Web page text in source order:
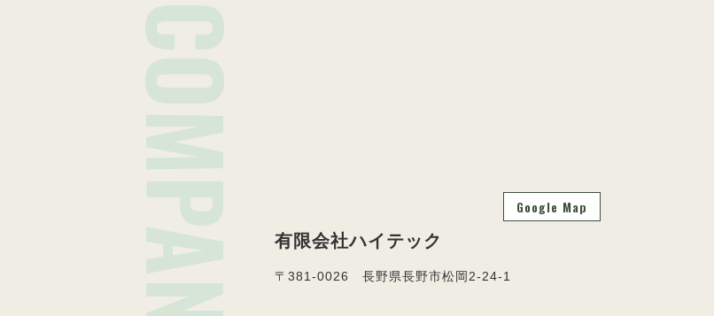
COMPANY Google Map
有限会社ハイテック
〒381-0026 長野県長野市松岡2-24-1